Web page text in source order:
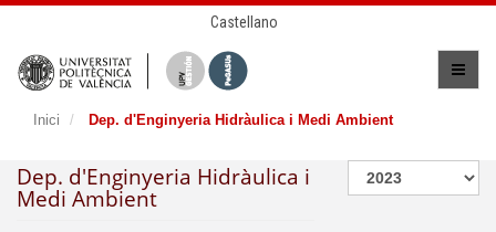
Castellano
Inici Dep. d'Enginyeria Hidràulica i Medi Ambient
Dep. d'Enginyeria Hidràulica i
Medi Ambient